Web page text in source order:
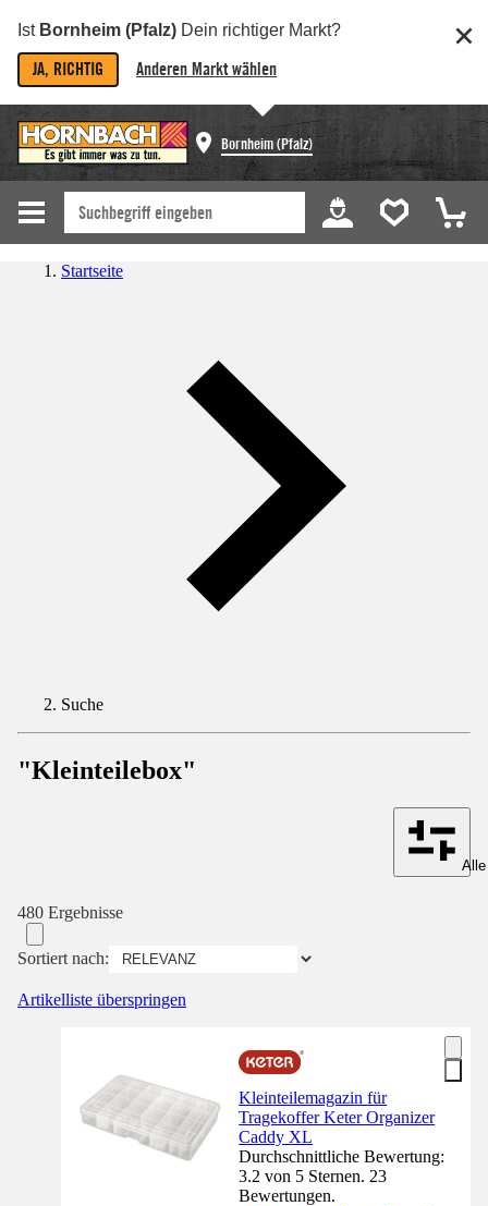
Ist Bornheim (Pfalz) Dein richtiger Markt?
JA, RICHTIG Anderen Markt wählen
Bornheim (Pfalz)
Startseite
Suche
"Kleinteilebox"
480 Ergebnisse
Sortiert nach:
Artikelliste überspringen
Kleinteilemagazin für
Tragekoffer Keter Organizer
Caddy XL
Durchschnittliche Bewertung:
3.2 von 5 Sternen. 23
Bewertungen.